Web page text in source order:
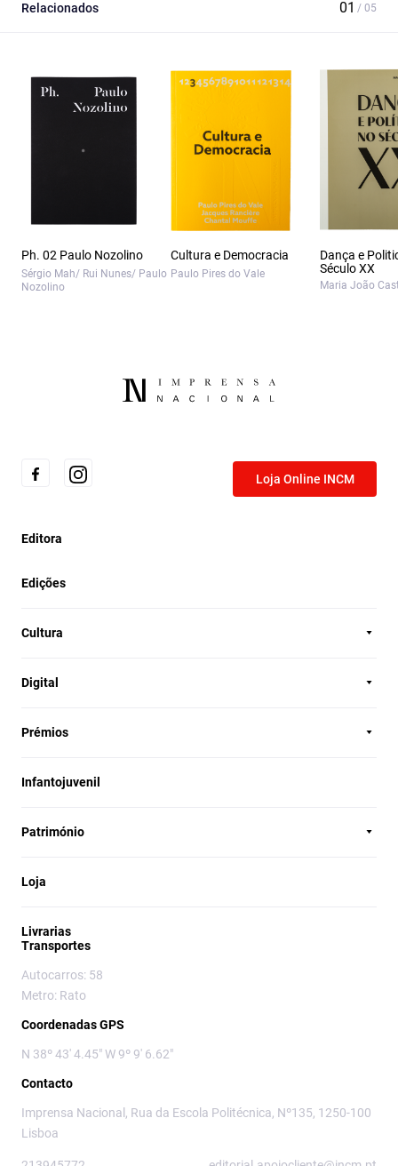
Relacionados
Ph. 02 Paulo Nozolino
Sérgio Mah/ Rui Nunes/ Paulo
Nozolino
Cultura e Democracia
Paulo Pires do Vale
Dança e
Século XX
Maria João
Loja Online INCM
Editora
Edições
Cultura
Digital
Prémios
Infantojuvenil
Património
Loja
Livrarias
Transportes
Autocarros: 58
Metro: Rato
Coordenadas GPS
N 38º 43' 4.45" W 9º 9' 6.62"
Contacto
Imprensa Nacional, Rua da Escola Politécnica, Nº135, 1250-100
Lisboa